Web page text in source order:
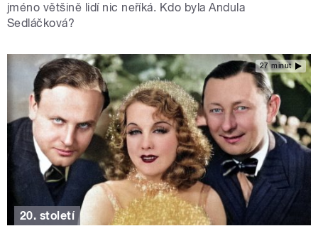
jméno většině lidí nic neříká. Kdo byla Andula
Sedláčková?
27 minut
20. století